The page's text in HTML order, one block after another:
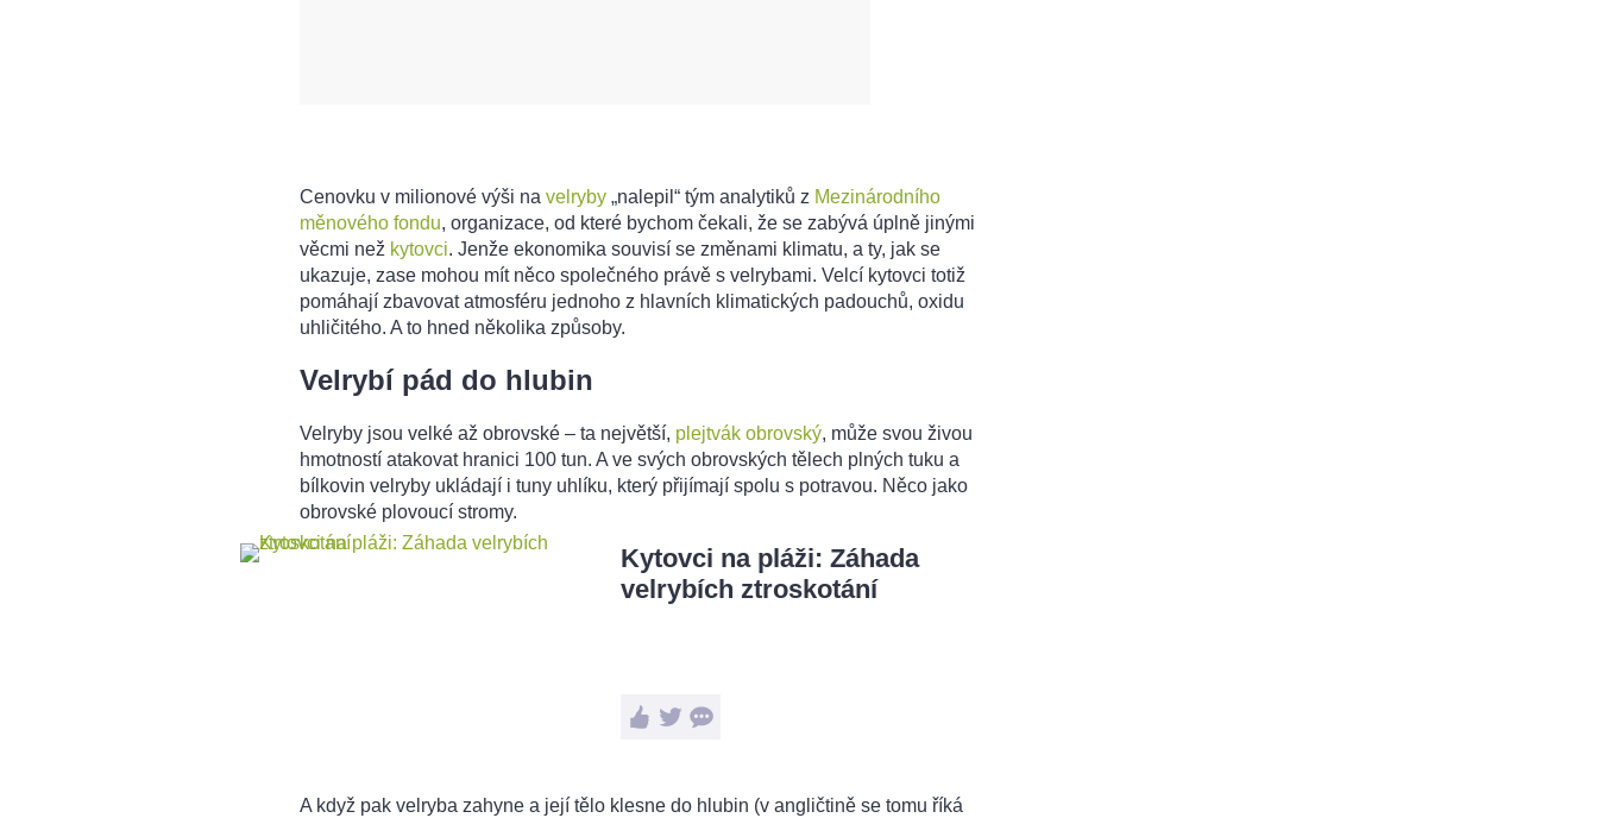
Cenovku v milionové výši na velryby „nalepil“ tým analytiků z Mezinárodního
měnového fondu, organizace, od které bychom čekali, že se zabývá úplně jinými
věcmi než kytovci. Jenže ekonomika souvisí se změnami klimatu, a ty, jak se
ukazuje, zase mohou mít něco společného právě s velrybami. Velcí kytovci totiž
pomáhají zbavovat atmosféru jednoho z hlavních klimatických padouchů, oxidu
uhličitého. A to hned několika způsoby.
Velrybí pád do hlubin
Velryby jsou velké až obrovské – ta největší, plejtvák obrovský, může svou živou
hmotností atakovat hranici 100 tun. A ve svých obrovských tělech plných tuku a
bílkovin velryby ukládají i tuny uhlíku, který přijímají spolu s potravou. Něco jako
obrovské plovoucí stromy.
Kytovci na pláži: Záhada
velrybích ztroskotání
A když pak velryba zahyne a její tělo klesne do hlubin (v angličtině se tomu říká